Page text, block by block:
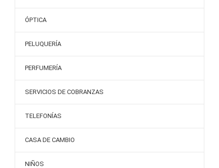
ÓPTICA
PELUQUERÍA
PERFUMERÍA
SERVICIOS DE COBRANZAS
TELEFONÍAS
CASA DE CAMBIO
NIÑOS